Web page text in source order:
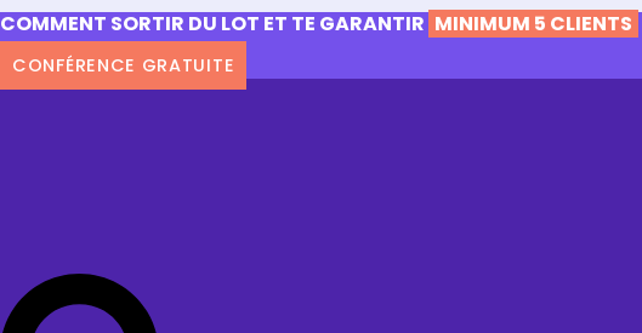
COMMENT SORTIR DU LOT ET TE GARANTIR MINIMUM 5 CLIENTS
CONFÉRENCE GRATUITE